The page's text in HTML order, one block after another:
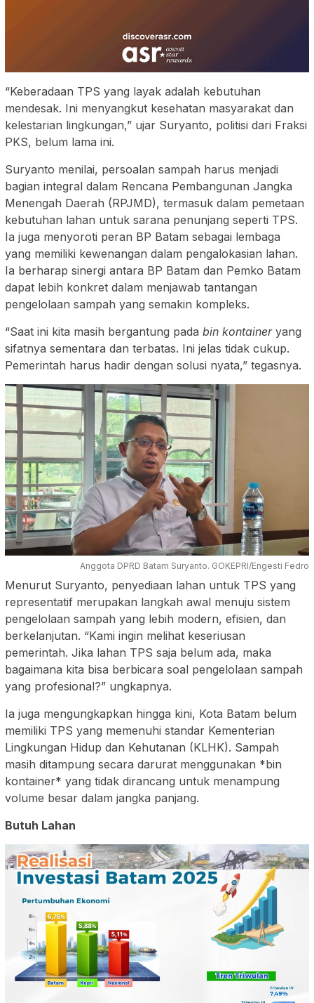
“Keberadaan TPS yang layak adalah kebutuhan
mendesak. Ini menyangkut kesehatan masyarakat dan
kelestarian lingkungan,” ujar Suryanto, politisi dari Fraksi
PKS, belum lama ini.
Suryanto menilai, persoalan sampah harus menjadi
bagian integral dalam Rencana Pembangunan Jangka
Menengah Daerah (RPJMD), termasuk dalam pemetaan
kebutuhan lahan untuk sarana penunjang seperti TPS.
Ia juga menyoroti peran BP Batam sebagai lembaga
yang memiliki kewenangan dalam pengalokasian lahan.
Ia berharap sinergi antara BP Batam dan Pemko Batam
dapat lebih konkret dalam menjawab tantangan
pengelolaan sampah yang semakin kompleks.
“Saat ini kita masih bergantung pada bin kontaineryang
sifatnya sementara dan terbatas. Ini jelas tidak cukup.
Pemerintah harus hadir dengan solusi nyata,” tegasnya.
Anggota DPRD Batam Suryanto. GOKEPRI/Engesti Fedro
Menurut Suryanto, penyediaan lahan untuk TPS yang
representatif merupakan langkah awal menuju sistem
pengelolaan sampah yang lebih modern, efisien, dan
berkelanjutan. “Kami ingin melihat keseriusan
pemerintah. Jika lahan TPS saja belum ada, maka
bagaimana kita bisa berbicara soal pengelolaan sampah
yang profesional?” ungkapnya.
Ia juga mengungkapkan hingga kini, Kota Batam belum
memiliki TPS yang memenuhi standar Kementerian
Lingkungan Hidup dan Kehutanan (KLHK). Sampah
masih ditampung secara darurat menggunakan *bin
kontainer* yang tidak dirancang untuk menampung
volume besar dalam jangka panjang.
Butuh Lahan